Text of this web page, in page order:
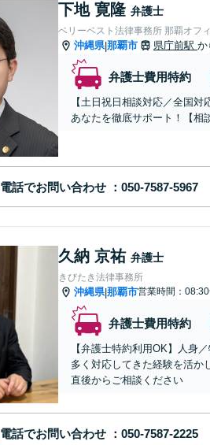
下地 寛隆 弁護士
ベリーベスト法律事務所 那覇オフ
沖縄県|那覇市 県庁前駅 か
弁護士費用特約
【土日祝日相談対応／全国
あなたを徹底サポート！【相
電話でお問い合わせ
久納 京祐 弁護士
きびたき法律事務所
沖縄県|那覇市営業時間：
弁護士費用特約
【弁護士特約利用OK】人身
多く対応してきた経験を活か
直後からご相談ください
電話でお問い合わせ